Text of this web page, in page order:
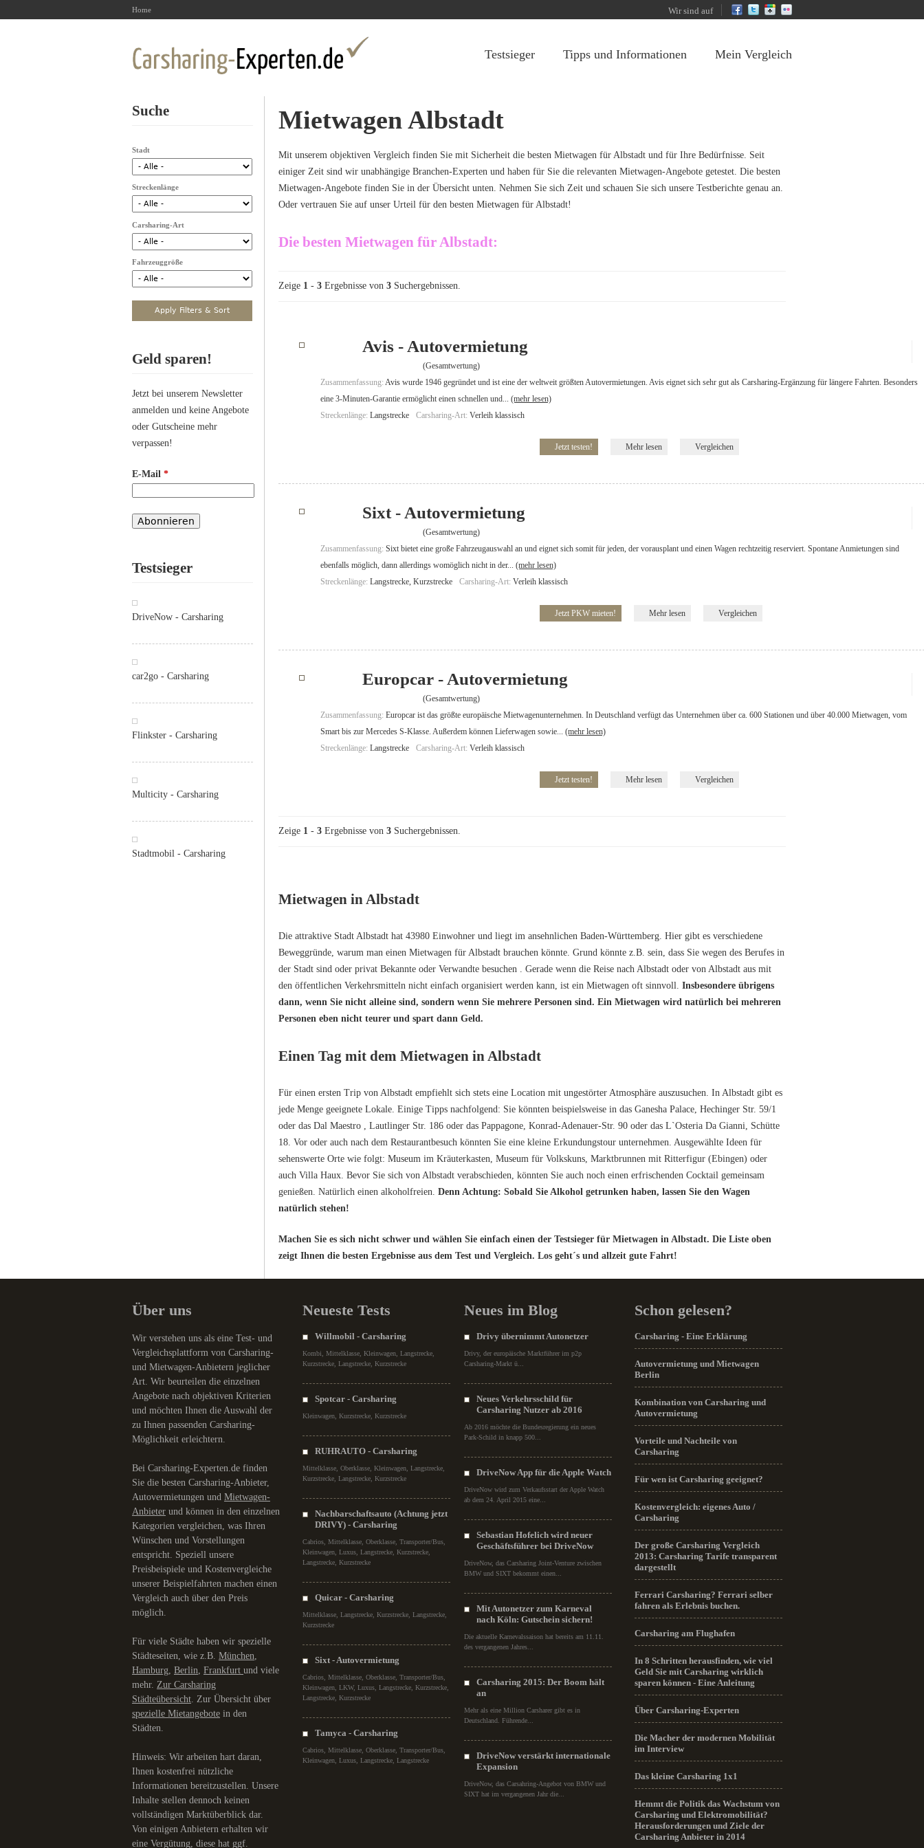
Home Wir sind auf
Testsieger Tipps und Informationen Mein Vergleich
Mietwagen Albstadt
Mit unserem objektiven Vergleich finden Sie mit Sicherheit die besten Mietwagen für Albstadt und für Ihre Bedürfnisse. Seit
einiger Zeit sind wir unabhängige Branchen-Experten und haben für Sie die relevanten Mietwagen-Angebote getestet. Die besten
Mietwagen-Angebote finden Sie in der Übersicht unten. Nehmen Sie sich Zeit und schauen Sie sich unsere Testberichte genau an.
Oder vertrauen Sie auf unser Urteil für den besten Mietwagen für Albstadt!
Die besten Mietwagen für Albstadt:
Zeige 1 - 3 Ergebnisse von 3 Suchergebnissen.
Avis - Autovermietung
(Gesamtwertung)
Zusammenfassung: Avis wurde 1946 gegründet und ist eine der weltweit größten Autovermietungen. Avis eignet sich sehr gut als Carsharing-Ergänzung für längere Fahrten. Besonders
eine 3-Minuten-Garantie ermöglicht einen schnellen und... (mehr lesen)
Streckenlänge: Langstrecke Carsharing-Art: Verleih klassisch
Jetzt testen! Mehr lesen Vergleichen
Sixt - Autovermietung
(Gesamtwertung)
Zusammenfassung: Sixt bietet eine große Fahrzeugauswahl an und eignet sich somit für jeden, der vorausplant und einen Wagen rechtzeitig reserviert. Spontane Anmietungen sind
ebenfalls möglich, dann allerdings womöglich nicht in der... (mehr lesen)
Streckenlänge: Langstrecke, Kurzstrecke Carsharing-Art: Verleih klassisch
Jetzt PKW mieten! Mehr lesen Vergleichen
Europcar - Autovermietung
(Gesamtwertung)
Zusammenfassung: Europcar ist das größte europäische Mietwagenunternehmen. In Deutschland verfügt das Unternehmen über ca. 600 Stationen und über 40.000 Mietwagen, vom
Smart bis zur Mercedes S-Klasse. Außerdem können Lieferwagen sowie... (mehr lesen)
Streckenlänge: Langstrecke Carsharing-Art: Verleih klassisch
Jetzt testen! Mehr lesen Vergleichen
Zeige 1 - 3 Ergebnisse von 3 Suchergebnissen.
Mietwagen in Albstadt
Die attraktive Stadt Albstadt hat 43980 Einwohner und liegt im ansehnlichen Baden-Württemberg. Hier gibt es verschiedene
Beweggründe, warum man einen Mietwagen für Albstadt brauchen könnte. Grund könnte z.B. sein, dass Sie wegen des Berufes in
der Stadt sind oder privat Bekannte oder Verwandte besuchen . Gerade wenn die Reise nach Albstadt oder von Albstadt aus mit
den öffentlichen Verkehrsmitteln nicht einfach organisiert werden kann, ist ein Mietwagen oft sinnvoll. Insbesondere übrigens
dann, wenn Sie nicht alleine sind, sondern wenn Sie mehrere Personen sind. Ein Mietwagen wird natürlich bei mehreren
Personen eben nicht teurer und spart dann Geld.
Einen Tag mit dem Mietwagen in Albstadt
Für einen ersten Trip von Albstadt empfiehlt sich stets eine Location mit ungestörter Atmosphäre auszusuchen. In Albstadt gibt es
jede Menge geeignete Lokale. Einige Tipps nachfolgend: Sie könnten beispielsweise in das Ganesha Palace, Hechinger Str. 59/1
oder das Dal Maestro , Lautlinger Str. 186 oder das Pappagone, Konrad-Adenauer-Str. 90 oder das L`Osteria Da Gianni, Schütte
18. Vor oder auch nach dem Restaurantbesuch könnten Sie eine kleine Erkundungstour unternehmen. Ausgewählte Ideen für
sehenswerte Orte wie folgt: Museum im Kräuterkasten, Museum für Volkskuns, Marktbrunnen mit Ritterfigur (Ebingen) oder
auch Villa Haux. Bevor Sie sich von Albstadt verabschieden, könnten Sie auch noch einen erfrischenden Cocktail gemeinsam
genießen. Natürlich einen alkoholfreien. Denn Achtung: Sobald Sie Alkohol getrunken haben, lassen Sie den Wagen
natürlich stehen!
Machen Sie es sich nicht schwer und wählen Sie einfach einen der Testsieger für Mietwagen in Albstadt. Die Liste oben
zeigt Ihnen die besten Ergebnisse aus dem Test und Vergleich. Los geht´s und allzeit gute Fahrt!
Suche
Stadt
Streckenlänge
Carsharing-Art
Fahrzeuggröße
Geld sparen!
Jetzt bei unserem Newsletter
anmelden und keine Angebote
oder Gutscheine mehr
verpassen!
E-Mail *
Testsieger
DriveNow - Carsharing
car2go - Carsharing
Flinkster - Carsharing
Multicity - Carsharing
Stadtmobil - Carsharing
Über uns
Wir verstehen uns als eine Test- und
Vergleichsplattform von Carsharing-
und Mietwagen-Anbietern jeglicher
Art. Wir beurteilen die einzelnen
Angebote nach objektiven Kriterien
und möchten Ihnen die Auswahl der
zu Ihnen passenden Carsharing-
Möglichkeit erleichtern.
Bei Carsharing-Experten.de finden
Sie die besten Carsharing-Anbieter,
Autovermietungen und Mietwagen-
Anbieter und können in den einzelnen
Kategorien vergleichen, was Ihren
Wünschen und Vorstellungen
entspricht. Speziell unsere
Preisbeispiele und Kostenvergleiche
unserer Beispielfahrten machen einen
Vergleich auch über den Preis
möglich.
Für viele Städte haben wir spezielle
Städteseiten, wie z.B. München,
Hamburg, Berlin, Frankfurt und viele
mehr. Zur Carsharing
Städteübersicht. Zur Übersicht über
spezielle Mietangebote in den
Städten.
Hinweis: Wir arbeiten hart daran,
Ihnen kostenfrei nützliche
Informationen bereitzustellen. Unsere
Inhalte stellen dennoch keinen
vollständigen Marktüberblick dar.
Von einigen Anbietern erhalten wir
eine Vergütung, diese hat ggf.
Neueste Tests
Willmobil - Carsharing
Kombi, Mittelklasse, Kleinwagen, Langstrecke,
Kurzstrecke, Langstrecke, Kurzstrecke
Spotcar - Carsharing
Kleinwagen, Kurzstrecke, Kurzstrecke
RUHRAUTO - Carsharing
Mittelklasse, Oberklasse, Kleinwagen, Langstrecke,
Kurzstrecke, Langstrecke, Kurzstrecke
Nachbarschaftsauto (Achtung jetzt
DRIVY) - Carsharing
Cabrios, Mittelklasse, Oberklasse, Transporter/Bus,
Kleinwagen, Luxus, Langstrecke, Kurzstrecke,
Langstrecke, Kurzstrecke
Quicar - Carsharing
Mittelklasse, Langstrecke, Kurzstrecke, Langstrecke,
Kurzstrecke
Sixt - Autovermietung
Cabrios, Mittelklasse, Oberklasse, Transporter/Bus,
Kleinwagen, LKW, Luxus, Langstrecke, Kurzstrecke,
Langstrecke, Kurzstrecke
Tamyca - Carsharing
Cabrios, Mittelklasse, Oberklasse, Transporter/Bus,
Kleinwagen, Luxus, Langstrecke, Langstrecke
Neues im Blog
Drivy übernimmt Autonetzer
Drivy, der europäische Marktführer im p2p
Carsharing-Markt ü...
Neues Verkehrsschild für
Carsharing Nutzer ab 2016
Ab 2016 möchte die Bundesregierung ein neues
Park-Schild in knapp 500...
DriveNow App für die Apple Watch
DriveNow wird zum Verkaufsstart der Apple Watch
ab dem 24. April 2015 eine...
Sebastian Hofelich wird neuer
Geschäftsführer bei DriveNow
DriveNow, das Carsharing Joint-Venture zwischen
BMW und SIXT bekommt einen...
Mit Autonetzer zum Karneval
nach Köln: Gutschein sichern!
Die aktuelle Karnevalssaison hat bereits am 11.11.
des vergangenen Jahres...
Carsharing 2015: Der Boom hält
an
Mehr als eine Million Carsharer gibt es in
Deutschland. Führende...
DriveNow verstärkt internationale
Expansion
DriveNow, das Carsahring-Angebot von BMW und
SIXT hat im vergangenen Jahr die...
Schon gelesen?
Carsharing - Eine Erklärung
Autovermietung und Mietwagen
Berlin
Kombination von Carsharing und
Autovermietung
Vorteile und Nachteile von
Carsharing
Für wen ist Carsharing geeignet?
Kostenvergleich: eigenes Auto /
Carsharing
Der große Carsharing Vergleich
2013: Carsharing Tarife transparent
dargestellt
Ferrari Carsharing? Ferrari selber
fahren als Erlebnis buchen.
Carsharing am Flughafen
In 8 Schritten herausfinden, wie viel
Geld Sie mit Carsharing wirklich
sparen können - Eine Anleitung
Über Carsharing-Experten
Die Macher der modernen Mobilität
im Interview
Das kleine Carsharing 1x1
Hemmt die Politik das Wachstum von
Carsharing und Elektromobilität?
Herausforderungen und Ziele der
Carsharing Anbieter in 2014